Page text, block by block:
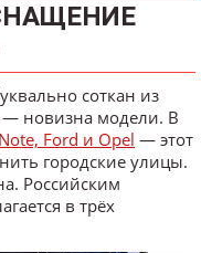
соткан из
новизна модели. В
Ford и Opel — этот
городские улицы.
Российским
в трёх